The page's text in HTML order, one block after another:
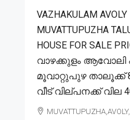
VAZHAKULAM AVOLY
MUVATTUPUZHA
HOUSE FOR SALE
വാഴക്കുളം
മൂവാറ്റുപുഴ താലൂക്ക്
വീട് വില്പനക്ക് വില